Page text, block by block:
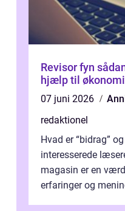
Revisor fyn sådan finder du den rigtige
hjælp til
07 juni 2026
redaktionel
Hvad er “bidrag”
interesserede
magasin er en
erfaringer og